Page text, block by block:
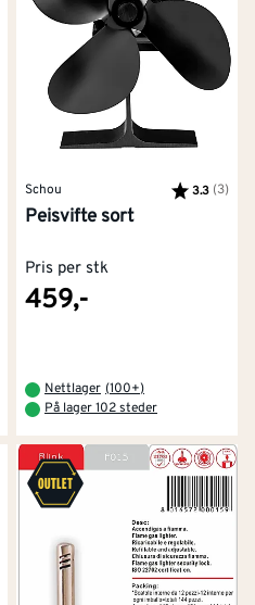
Schou Karakter:
3.3 (3)
Peisvifte sort
Pris per stk
459,-
Nettlager (100+)
På lager 102 steder